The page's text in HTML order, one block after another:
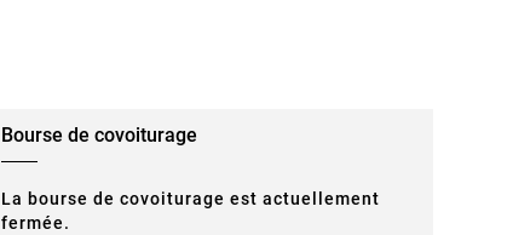
Bourse de covoiturage
La bourse de covoiturage est actuellement
fermée.